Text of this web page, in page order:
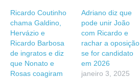
Ricardo Coutinho
chama Galdino,
Hervázio e
Ricardo Barbosa
de ingratos e diz
que Nonato e
Rosas coagiram
Adriano diz que
pode unir João
com Ricardo e
rachar a oposição
se for candidato
em 2026
janeiro 3, 2025